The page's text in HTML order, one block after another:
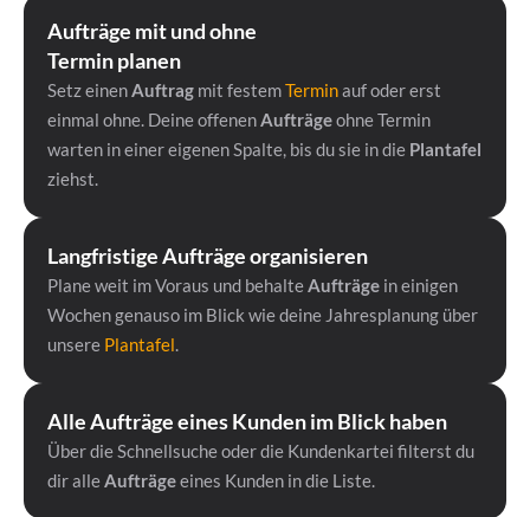
Aufträge mit und ohne
Termin planen
Setz einen Auftrag mit festem Termin auf oder erst
einmal ohne. Deine offenen Aufträge ohne Termin
warten in einer eigenen Spalte, bis du sie in die
ziehst.
Langfristige Aufträge organisieren
Plane weit im Voraus und behalte Aufträge in einigen
Wochen genauso im Blick wie deine Jahresplanung über
unsere Plantafel
Alle Aufträge eines Kunden im Blick haben
Über die Schnellsuche oder die Kundenkartei filterst du
dir alle Aufträge eines Kunden in die Liste.